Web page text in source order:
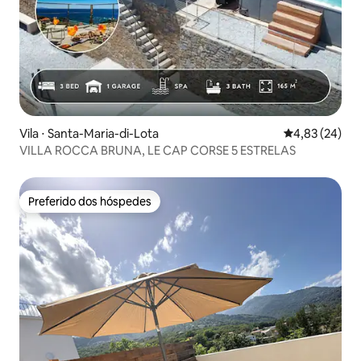
Vila ⋅ Santa-Maria-di-Lota 4,83 de uma
4,83 (24)
VILLA ROCCA BRUNA, LE CAP CORSE 5 ESTRELAS
Preferido dos hóspedes
Preferido dos hóspedes